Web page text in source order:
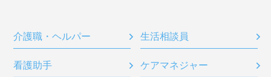
介護職・ヘルパー 生活相談員
看護助手 ケアマネジャー